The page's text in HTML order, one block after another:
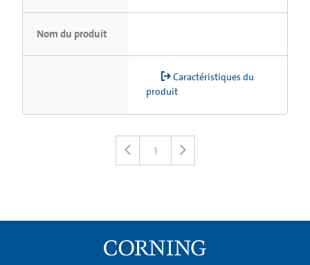
Nom du produit
Caractéristiques du
produit
1